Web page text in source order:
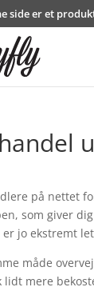
side er et
på nettet
som giver
jo ekstremt
måde
lidt mere